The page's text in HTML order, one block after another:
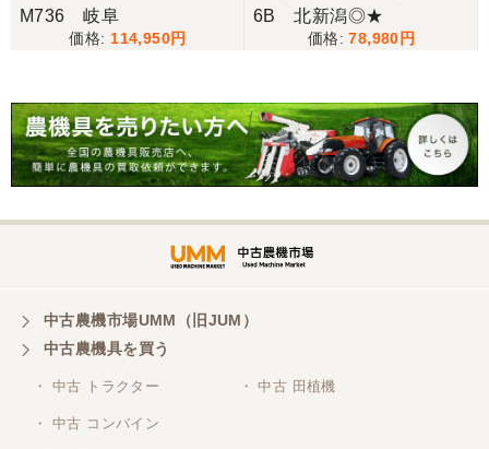
M736 岐阜
114,950
6B 北新潟◎★
78,980
中古農機市場UMM（旧JUM）
中古農機具を買う
・ 中古 トラクター ・ 中古 田植機
・ 中古 コンバイン